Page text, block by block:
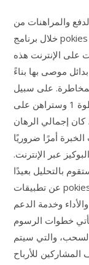
والمراهنات من
خلال برنامج pokies عبر الإنترنت مدمج لكل من الأشخاص الجدد
على الإنترنت هذه
موصى بها بناءً
على سبيل
المثال، عندما يقرر اللاعب عملة بقيمة $الخطوة 1 وستراهن على
إجمالي الرهان
الخبرة أمرًا ضروريًا
عبر الإنترنت.
بالتحليل بعيدًا
عن تطبيقات pokies عبر الإنترنت مجموعة مختارة بعيدًا عن
وخدمة الدعم
خطوات الرسوم
والتي سيتم